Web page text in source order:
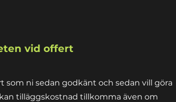
vid offert
som ni sedan godkänt och sedan vill göra
tilläggskostnad tillkomma även om